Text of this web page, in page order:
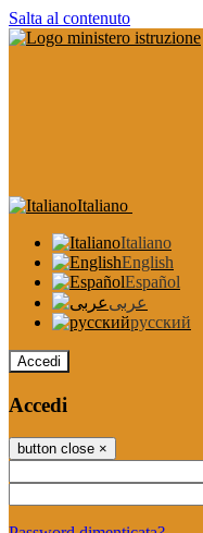
Salta al contenuto
Italiano
Italiano
English
Español
عربى
русский
Accedi
Accedi
button close ×